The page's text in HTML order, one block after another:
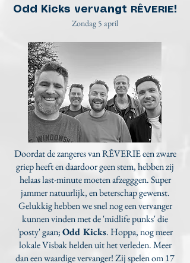
Odd Kicks vervangt RÊVERIE!
Zondag 5 april
Doordat de zangeres vanRÊVERIE een zware
griep heeft en daardoor geen stem, hebben zij
helaas last-minute moeten afzegggen. Super
jammer natuurlijk, en beterschap gewenst.
Gelukkig hebben we snel nog een vervanger
kunnen vinden met de 'midlife punks' die
'posty' gaan;Odd Kicks. Hoppa, nog meer
lokale Visbak helden uit het verleden. Meer
dan een waardige vervanger! Zij spelen om 17